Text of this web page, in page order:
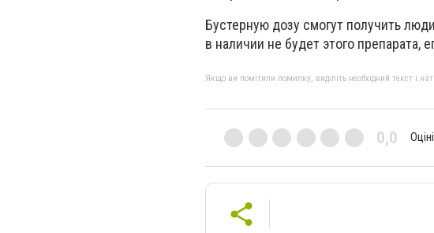
Бустерную дозу смогут получить
в наличии не будет этого препарата,
Якщо ви помітили помилку, виділіть необхідний текст і
0,0